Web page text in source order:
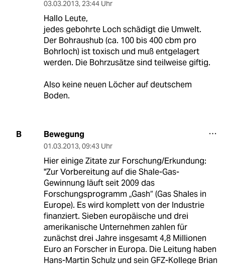
03.03.2013, 23:44 Uhr
Hallo Leute,
jedes gebohrte Loch schädigt die Umwelt.
Der Bohraushub (ca. 100 bis 400 cbm pro
Bohrloch) ist toxisch und muß entgelagert
werden. Die Bohrzusätze sind teilweise giftig.
Also keine neuen Löcher auf deutschem
Boden.
B Bewegung
01.03.2013, 09:43 Uhr
Hier einige Zitate zur Forschung/Erkundung:
"Zur Vorbereitung auf die Shale-Gas-
Gewinnung läuft seit 2009 das
Forschungsprogramm „Gash“ (Gas Shales in
Europe). Es wird komplett von der Industrie
finanziert. Sieben europäische und drei
amerikanische Unternehmen zahlen für
zunächst drei Jahre insgesamt 4,8 Millionen
Euro an Forscher in Europa. Die Leitung haben
Hans-Martin Schulz und sein GFZ-Kollege Brian